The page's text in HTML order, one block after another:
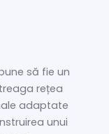
să fie un
rețea
adaptate
unui